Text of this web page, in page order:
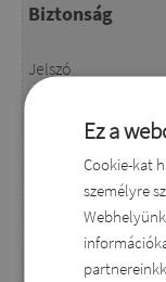
Biztonság
Jelszó
Jelszó újra
Ez a
Cookie-kat
személyre